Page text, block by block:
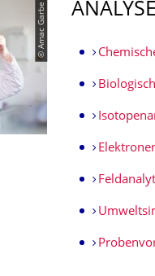
© Amac Garbe